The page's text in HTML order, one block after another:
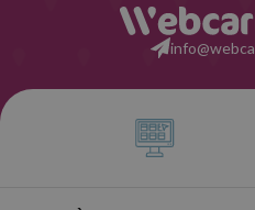
Achetez les toners HP 59
de la marque.
Ici, vous trouverez toutes les